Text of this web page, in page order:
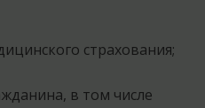
страхования;
в том числе